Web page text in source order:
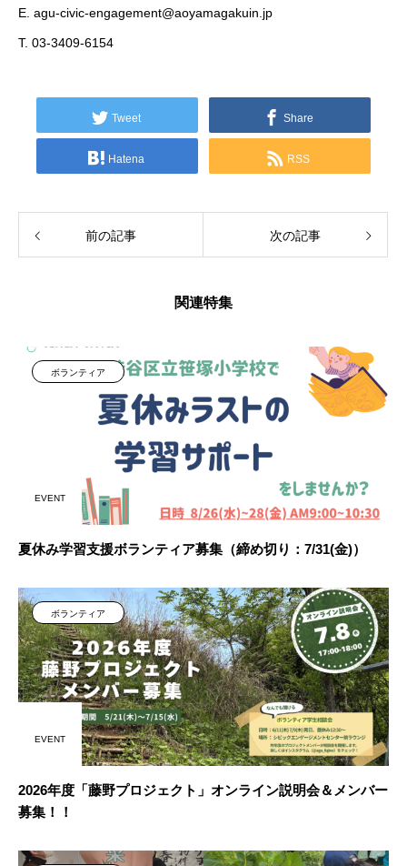
E. agu-civic-engagement@aoyamagakuin.jp
T. 03-3409-6154
Tweet Share
Hatena RSS
前の記事 次の記事
関連特集
ボランティア
EVENT
夏休み学習支援ボランティア募集（締め切り：7/31(金)）
ボランティア
EVENT
2026年度「藤野プロジェクト」オンライン説明会＆メンバー
募集！！